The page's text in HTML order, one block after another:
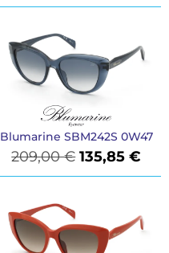
Blumarine SBM242S 0W47
209,00€ 135,85€